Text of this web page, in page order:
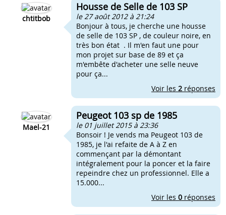
chtitbob
Housse de Selle de 103 SP
le 27 août 2012 à 21:24
Bonjour à tous, je cherche une housse
de selle de 103 SP , de couleur noire, en
très bon état . Il m'en faut une pour
mon projet sur base de 89 et ça
m'embête d'acheter une selle neuve
pour ça...
Voir les 2 réponses
Mael-21
Peugeot 103 sp de 1985
le 01 juillet 2015 à 23:36
Bonsoir ! Je vends ma Peugeot 103 de
1985, je l'ai refaite de A à Z en
commençant par la démontant
intégralement pour la poncer et la faire
repeindre chez un professionnel. Elle a
15.000...
Voir les 0 réponses